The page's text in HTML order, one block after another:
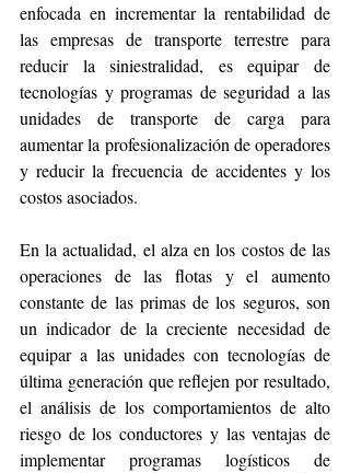
enfocada en incrementar la rentabilidad de
las empresas de transporte terrestre para
reducir la siniestralidad, es equipar de
tecnologías y programas de seguridad a las
unidades de transporte de carga para
aumentar la profesionalización de operadores
y reducir la frecuencia de accidentes y los
costos asociados.
En la actualidad, el alza en los costos de las
operaciones de las flotas y el aumento
constante de las primas de los seguros, son
un indicador de la creciente necesidad de
equipar a las unidades con tecnologías de
última generación que reflejen por resultado,
el análisis de los comportamientos de alto
riesgo de los conductores y las ventajas de
implementar programas logísticos de